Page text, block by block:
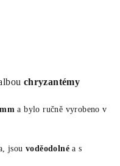
chryzantémy
a bylo ručně vyrobeno v
jsou voděodolné a s